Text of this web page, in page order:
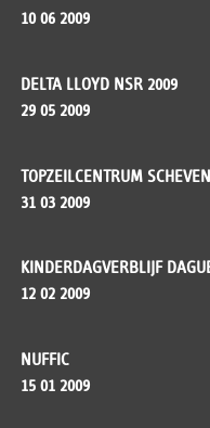
10 06 2009
DELTA LLOYD NSR 2009
29 05 2009
TOPZEILCENTRUM
31 03 2009
KINDERDAGVERBLIJF
12 02 2009
NUFFIC
15 01 2009